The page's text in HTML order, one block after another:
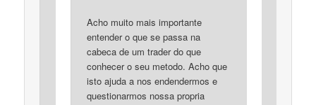
Acho muito mais importante
entender o que se passa na
cabeca de um trader do que
conhecer o seu metodo. Acho que
isto ajuda a nos endendermos e
questionarmos nossa propria